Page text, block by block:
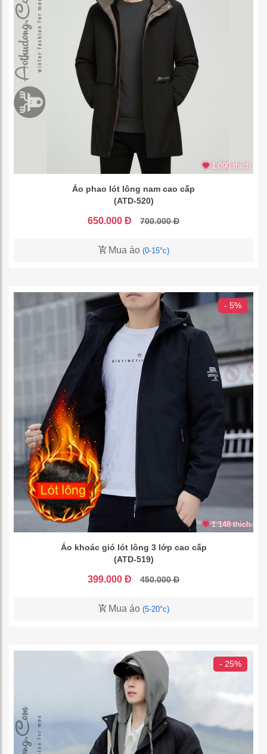
1.090 thích
Áo phao lót lông nam cao cấp
(ATD-520)
650.000 Đ 700.000 Đ
Mua áo (0-15°c)
- 5%
1.148 thích
Áo khoác gió lót lông 3 lớp cao cấp
(ATD-519)
399.000 Đ 450.000 Đ
Mua áo (5-20°c)
- 25%